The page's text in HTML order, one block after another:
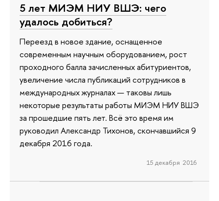
5 лет МИЭМ НИУ ВШЭ: чего
удалось добиться?
Переезд в новое здание, оснащенное
современным научным оборудованием, рост
проходного балла зачисленных абитуриентов,
увеличение числа публикаций сотрудников в
международных журналах — таковы лишь
некоторые результаты работы МИЭМ НИУ ВШЭ
за прошедшие пять лет. Всё это время им
руководил Александр Тихонов, скончавшийся 9
декабря 2016 года.
15 декабря 2016